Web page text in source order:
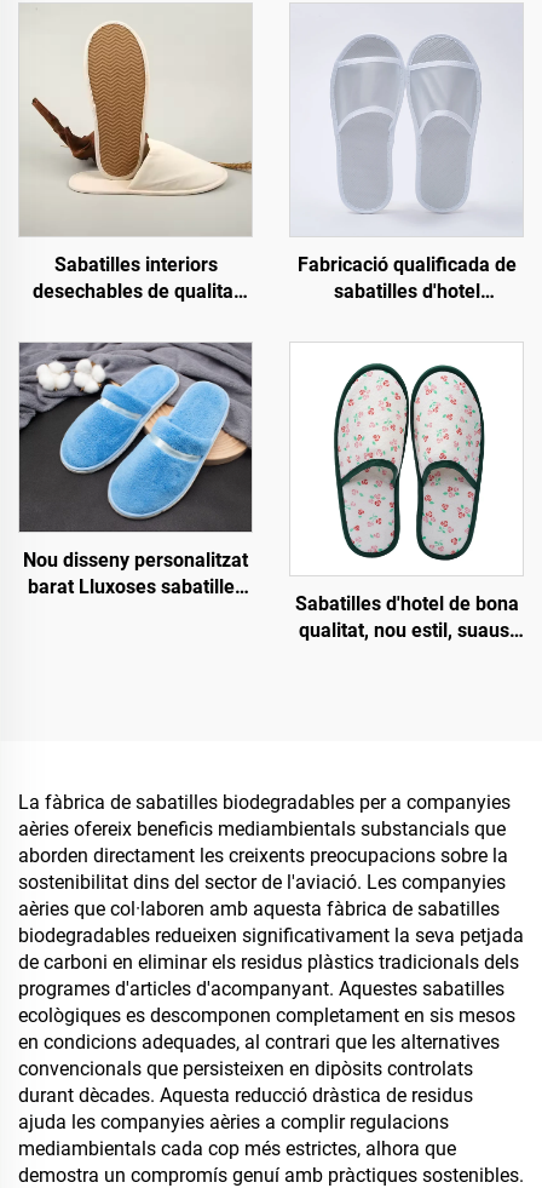
Sabatilles interiors
desechables de qualitat
forro tou per a convidats
per a habitacions d'hotel
Fabricació qualificada de
sabatilles d'hotel
biodegradables, sabatilles
obertes transpirables per
a hotel i companyies
aèries
Nou disseny personalitzat
barat Lluxoses sabatilles
Sabatilles d'hotel de bona
qualitat, nou estil, suaus,
La fàbrica de sabatilles biodegradables per a companyies
aèries ofereix beneficis mediambientals substancials que
aborden directament les creixents preocupacions sobre la
sostenibilitat dins del sector de l'aviació. Les companyies
aèries que col·laboren amb aquesta fàbrica de sabatilles
biodegradables redueixen significativament la seva petjada
de carboni en eliminar els residus plàstics tradicionals dels
programes d'articles d'acompanyant. Aquestes sabatilles
ecològiques es descomponen completament en sis mesos
en condicions adequades, al contrari que les alternatives
convencionals que persisteixen en dipòsits controlats
durant dècades. Aquesta reducció dràstica de residus
ajuda les companyies aèries a complir regulacions
mediambientals cada cop més estrictes, alhora que
demostra un compromís genuí amb pràctiques sostenibles.